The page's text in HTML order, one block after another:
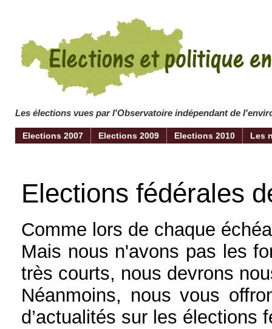
Les élections vues par l'Observatoire indépendant de
Elections 2007 Elections 2009 Elections 2010 Les
Elections fédérales
Comme lors de chaque
Mais nous n'avons pas les
très courts, nous devrons
Néanmoins, nous vous
d’actualités sur les élections